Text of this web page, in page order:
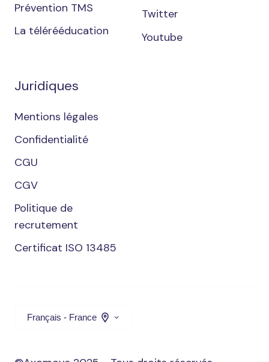
Prévention TMS
La télérééducation
Twitter
Youtube
Juridiques
Mentions légales
Confidentialité
CGU
CGV
Politique de
recrutement
Certificat ISO 13485
Français - France